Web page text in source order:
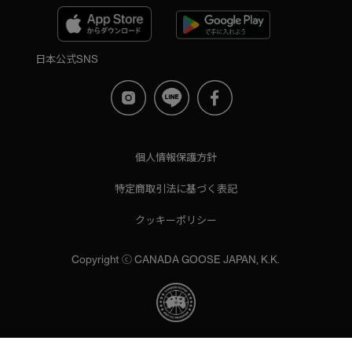
日本公式SNS
個人情報保護方針
特定商取引法に基づく表記
クッキーポリシー
Copyright ⓒ CANADA GOOSE JAPAN, K.K.